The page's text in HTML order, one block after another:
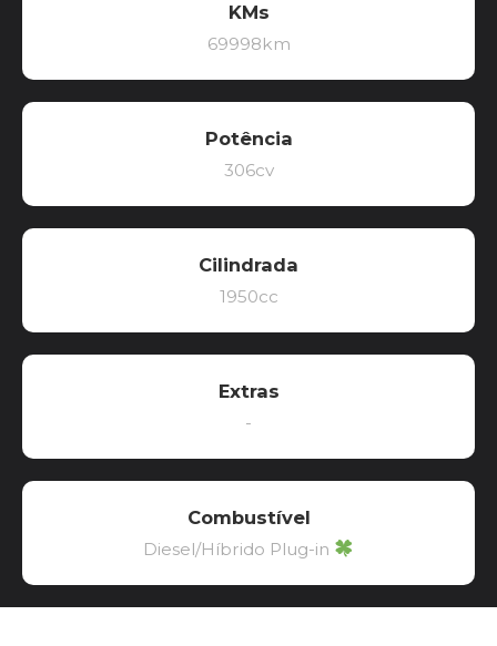
KMs
69998km
Potência
306cv
Cilindrada
1950cc
Extras
-
Combustível
Diesel/Híbrido Plug-in